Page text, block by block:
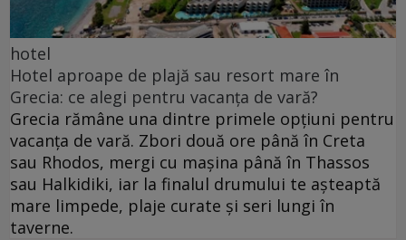
hotel
Hotel aproape de plajă sau resort mare în
Grecia: ce alegi pentru vacanța de vară?
Grecia rămâne una dintre primele opțiuni pentru
vacanța de vară. Zbori două ore până în Creta
sau Rhodos, mergi cu mașina până în Thassos
sau Halkidiki, iar la finalul drumului te așteaptă
mare limpede, plaje curate și seri lungi în
taverne.